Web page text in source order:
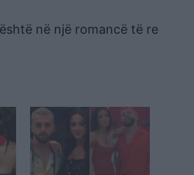
në një romancë të re